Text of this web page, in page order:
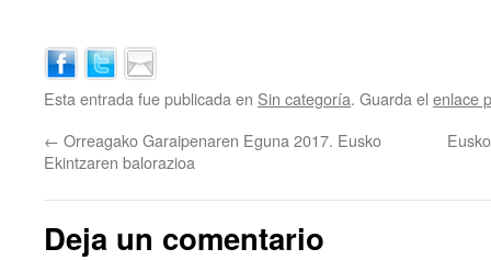
Esta entrada fue publicada en Sin categoría. Guarda el enlace
← Orreagako Garaipenaren Eguna 2017. Eusko
Ekintzaren balorazioa
Deja un comentario